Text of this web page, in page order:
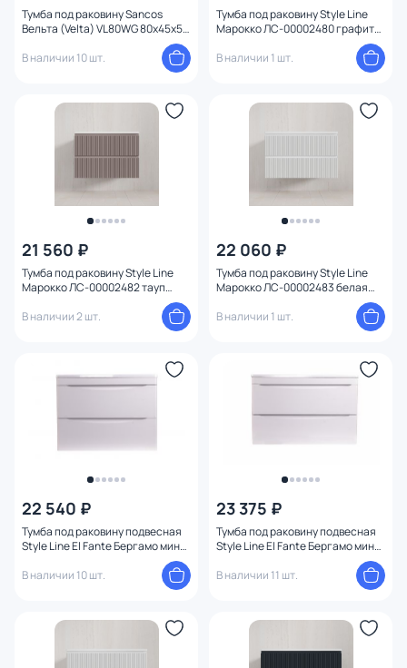
Тумба под раковину Sancos
Вельта (Velta) VL80WG 80x45x50
В наличии 10 шт.
Тумба под раковину Style Line
Марокко ЛС-00002480 графит
В наличии 1 шт.
21 560 ₽
Тумба под раковину Style Line
Марокко ЛС-00002482 тауп
В наличии 2 шт.
22 060 ₽
Тумба под раковину Style Line
Марокко ЛС-00002483 белая
В наличии 1 шт.
22 540 ₽
Тумба под раковину подвесная
Style Line El Fante Бергамо мини
В наличии 10 шт.
23 375 ₽
Тумба под раковину подвесная
Style Line El Fante Бергамо мини
В наличии 11 шт.